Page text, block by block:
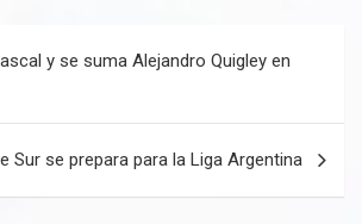
y se suma Alejandro Quigley en
Sur se prepara para la Liga Argentina